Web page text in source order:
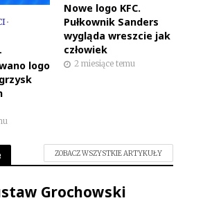
•
logo
Nowe logo KFC.
Pułkownik Sanders
wygląda wreszcie jak
człowiek
2 miesiące temu
ZOBACZ WSZYSTKIE ARTYKUŁY
Grochowski